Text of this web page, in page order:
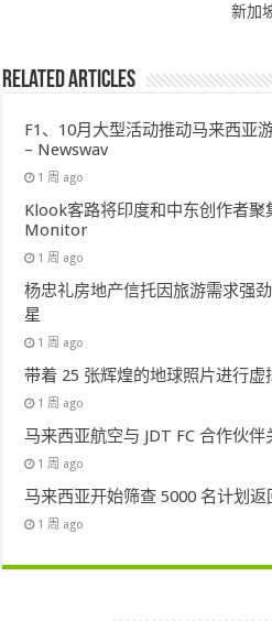
新加
Related Articles
F1、10月大型活动推动马来西亚
– Newswav
1 周 ago
Klook客路将印度和中东创作者
Monitor
1 周 ago
杨忠礼房地产信托因旅游需求强
星
1 周 ago
带着 25 张辉煌的地球照片进行虚
1 周 ago
马来西亚航空与 JDT FC 合作伙
1 周 ago
马来西亚开始筛查 5000 名计划返
1 周 ago